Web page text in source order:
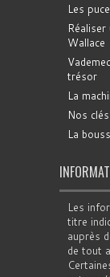
Les
Wallace
trésor
La
Nos clés
La
Les
titre
auprès
de tout